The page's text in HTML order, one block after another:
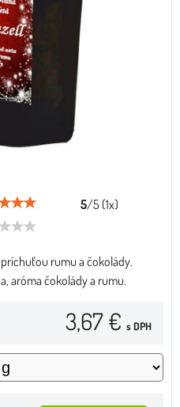
5/5 (1x)
rumu a čokolády.
aróma čokolády a rumu.
3,67 € s DPH